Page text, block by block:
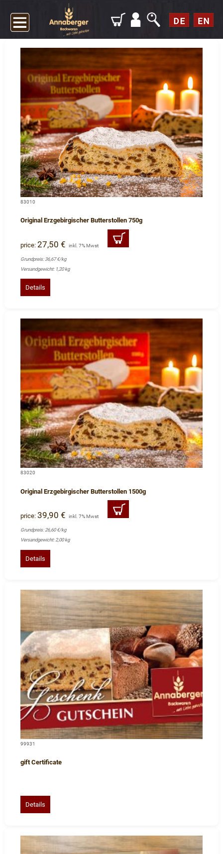
83010
Original Erzgebirgischer Butterstollen 750g
price: 27,50 € inkl. 7% Mwst
Grundpreis: 36,67 €/kg
Versandgewicht: 1,20 kg
Details
83020
Original Erzgebirgischer Butterstollen 1500g
price: 39,90 € inkl. 7% Mwst
Grundpreis: 26,60 €/kg
Versandgewicht: 2,00 kg
Details
99931
gift Certificate
Details